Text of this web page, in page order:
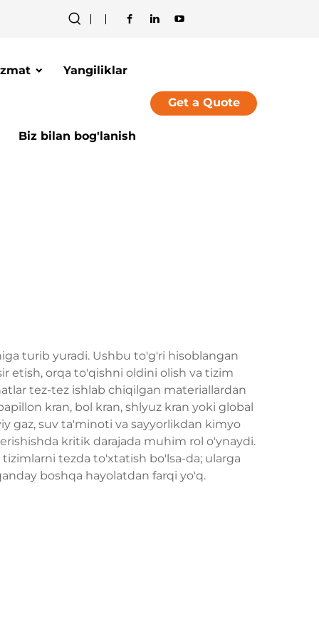
Yangiliklar
Biz bilan bog'lanish
Get a Quote
turib yuradi. Ushbu to'g'ri hisoblangan
etish, orqa to'qishni oldini olish va tizim
tez-tez ishlab chiqilgan materiallardan
kran, bol kran, shlyuz kran yoki global
gaz, suv ta'minoti va sayyorlikdan kimyo
kritik darajada muhim rol o'ynaydi.
tezda to'xtatish bo'lsa-da; ularga
boshqa hayolatdan farqi yo'q.